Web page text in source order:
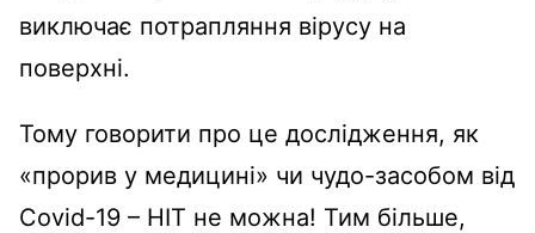
виключає потрапляння вірусу на
поверхні.
Тому говорити про це дослідження, як
«прорив у медицині» чи чудо-засобом від
Covid-19 – НІТ не можна! Тим більше,